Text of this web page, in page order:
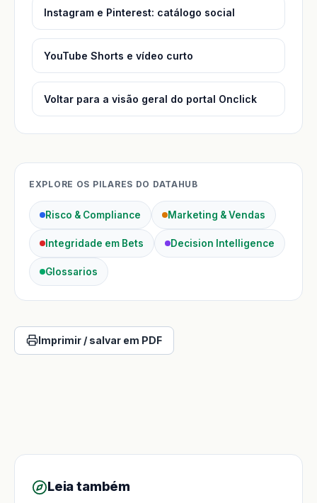
Instagram e Pinterest: catálogo social
YouTube Shorts e vídeo curto
Voltar para a visão geral do portal Onclick
EXPLORE OS PILARES DO DATAHUB
Risco & Compliance Marketing & Vendas
Integridade em Bets Decision Intelligence
Glossarios
Imprimir / salvar em PDF
Leia também